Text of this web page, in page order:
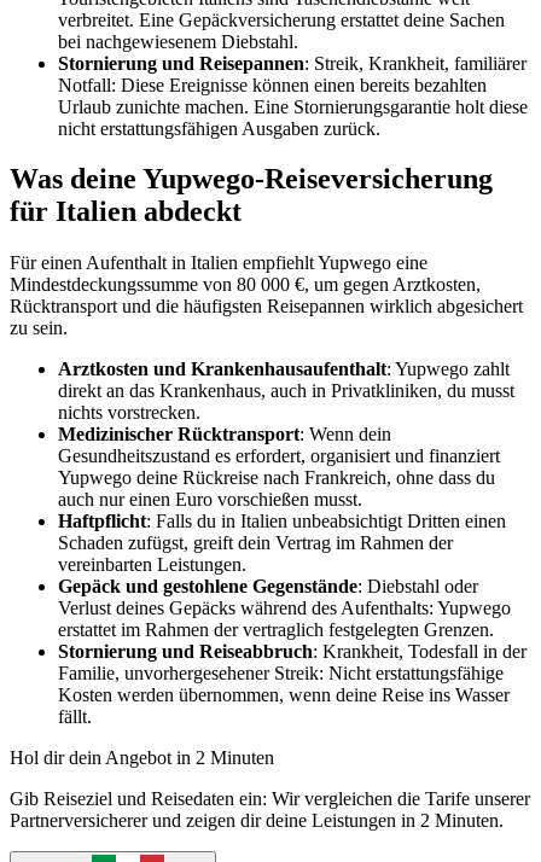
verbreitet. Eine Gepäckversicherung erstattet deine Sachen
bei nachgewiesenem Diebstahl.
Stornierung und Reisepannen: Streik, Krankheit, familiärer
Notfall: Diese Ereignisse können einen bereits bezahlten
Urlaub zunichte machen. Eine Stornierungsgarantie holt diese
nicht erstattungsfähigen Ausgaben zurück.
Was deine Yupwego-Reiseversicherung
für Italien abdeckt
Für einen Aufenthalt in Italien empfiehlt Yupwego eine
Mindestdeckungssumme von 80 000 €, um gegen Arztkosten,
Rücktransport und die häufigsten Reisepannen wirklich abgesichert
zu sein.
Arztkosten und Krankenhausaufenthalt: Yupwego zahlt
direkt an das Krankenhaus, auch in Privatkliniken, du musst
nichts vorstrecken.
Medizinischer Rücktransport: Wenn dein
Gesundheitszustand es erfordert, organisiert und finanziert
Yupwego deine Rückreise nach Frankreich, ohne dass du
auch nur einen Euro vorschießen musst.
Haftpflicht: Falls du in Italien unbeabsichtigt Dritten einen
Schaden zufügst, greift dein Vertrag im Rahmen der
vereinbarten Leistungen.
Gepäck und gestohlene Gegenstände: Diebstahl oder
Verlust deines Gepäcks während des Aufenthalts: Yupwego
erstattet im Rahmen der vertraglich festgelegten Grenzen.
Stornierung und Reiseabbruch: Krankheit, Todesfall in der
Familie, unvorhergesehener Streik: Nicht erstattungsfähige
Kosten werden übernommen, wenn deine Reise ins Wasser
fällt.
Hol dir dein Angebot in 2 Minuten
Gib Reiseziel und Reisedaten ein: Wir vergleichen die Tarife unserer
Partnerversicherer und zeigen dir deine Leistungen in 2 Minuten.